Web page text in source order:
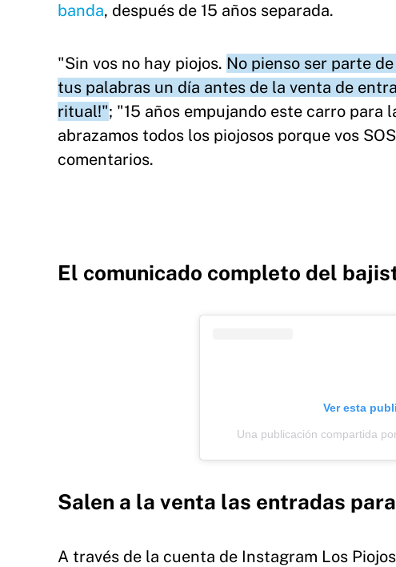
banda, después de 15 años separada.
"Sin vos no hay piojos. No pienso ser parte
tus palabras un día antes de la venta de
ritual!"; "15 años empujando este carro
abrazamos todos los piojosos porque vos
comentarios.
El comunicado completo del
Ver esta
Una publicación compartida
Salen a la venta las entradas
A través de la cuenta de Instagram Los